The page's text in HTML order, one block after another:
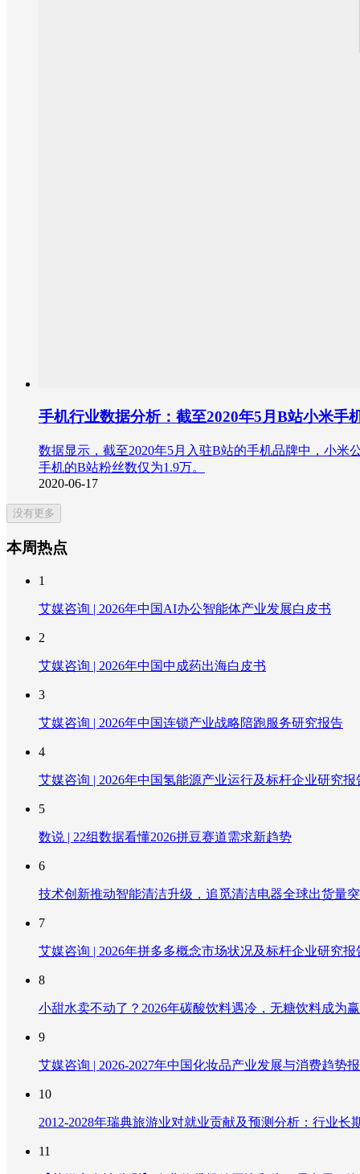
手机行业数据分析：截至2020年5月B站小米手
数据显示，截至2020年5月入驻B站的手机品牌中，小米
手机的B站粉丝数仅为1.9万。
2020-06-17
没有更多
本周热点
1
艾媒咨询 | 2026年中国AI办公智能体产业发展白皮书
2
艾媒咨询 | 2026年中国中成药出海白皮书
3
艾媒咨询 | 2026年中国连锁产业战略陪跑服务研究报告
4
艾媒咨询 | 2026年中国氢能源产业运行及标杆企业研究报
5
数说 | 22组数据看懂2026拼豆赛道需求新趋势
6
技术创新推动智能清洁升级，追觅清洁电器全球出货量
7
艾媒咨询 | 2026年拼多多概念市场状况及标杆企业研究报
8
小甜水卖不动了？2026年碳酸饮料遇冷，无糖饮料成为
9
艾媒咨询 | 2026-2027年中国化妆品产业发展与消费趋势
10
2012-2028年瑞典旅游业对就业贡献及预测分析：行业
11